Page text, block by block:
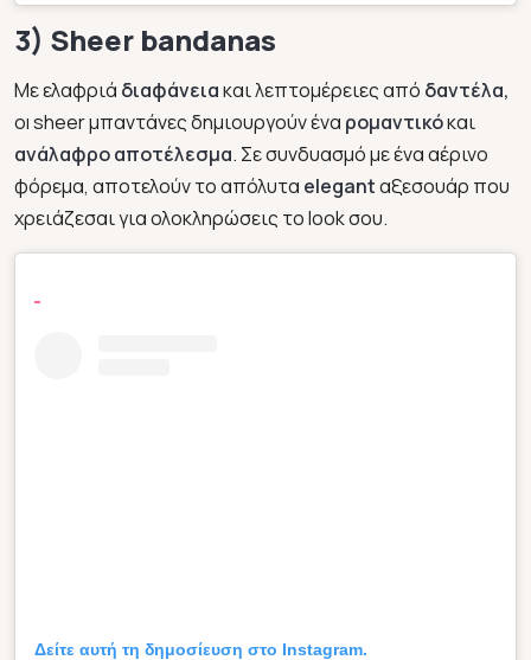
3) Sheer bandanas
Με ελαφριά διαφάνειακαι λεπτομέρειες από δαντέλα,
oı sheer μπαντάνες δημιουργούν ένα ρομαντικόκαι
ανάλαφρο αποτέλεσμα. Σε συνδυασμό με ένα αέρινο
φόρεμα, αποτελούν το απόλυτα elegantαξεσουάρ που
χρειάζεσαι για ολοκληρώσεις το look σου.
Δείτε αυτή τη δημοσίευση στο Instagram.